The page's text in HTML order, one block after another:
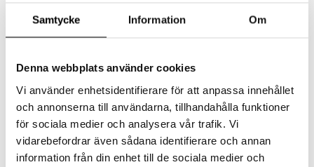
Samtycke Information Om
Denna webbplats använder cookies
Vi använder enhetsidentifierare för att anpassa innehållet
och annonserna till användarna, tillhandahålla funktioner
för sociala medier och analysera vår trafik. Vi
vidarebefordrar även sådana identifierare och annan
information från din enhet till de sociala medier och
Annostus
1 tabletti päivittäin. Tämä annostus on todistettu kliinisin tutkimuksin
ja pätee ikää katsomatta, mukaanlukien eri-ikäiset lapset.
Aktiiviset ainesosat per tabletti: Yli 100 miljoonaa Lactobacillus
reuteri Protectis-bakteeria. Muut ainesosat: Isomalt, ksylitoli,
rasvahappojen sakkaroosia, kasviöljyjä, luonnollista sitrushedelmien
makua, sitruunahappoa.
Tuotenumero